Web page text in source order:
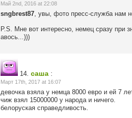
Май 2nd, 2016 at 22:08
sngbrest87, увы, фото пресс-служба нам
P.S. Мне вот интересно, немец сразу при
авось...)))
14. саша :
Март 17th, 2017 at 16:07
девочка взяла у немца 8000 евро и ей 7
чиж взял 15000000 у народа и ничего.
белоруская справедливость.